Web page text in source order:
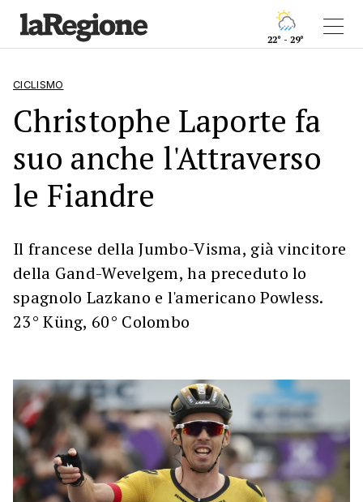
22° - 29°
CICLISMO
Christophe Laporte fa
suo anche l'Attraverso
le Fiandre
Il francese della Jumbo-Visma, già vincitore
della Gand-Wevelgem, ha preceduto lo
spagnolo Lazkano e l'americano Powless.
23° Küng, 60° Colombo